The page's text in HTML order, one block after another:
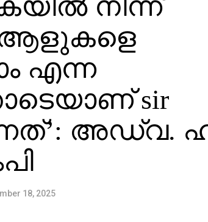
നിന്ന്
ആളുകളെ
എന്ന
sir
അഡ്വ.
18, 2025